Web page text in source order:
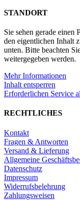
STANDORT
Sie sehen gerade einen
den eigentlichen Inhalt
unten. Bitte beachten
weitergegeben werden.
Mehr Informationen
Inhalt entsperren
Erforderlichen Service
RECHTLICHES
Kontakt
Fragen & Antworten
Versand & Lieferung
Allgemeine
Datenschutz
Impressum
Widerrufsbelehrung
Zahlungsweisen